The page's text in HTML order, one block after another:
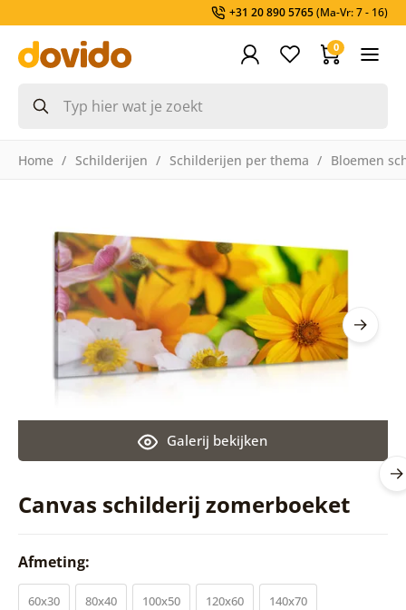
+31 20 890 5765(Ma-Vr: 7 - 16)
0
Home Schilderijen Schilderijen per thema Bloemen
Canvas schilderij zomerboeket
Galerij bekijken
Afmeting:
60x30 80x40 100x50 120x60 140x70